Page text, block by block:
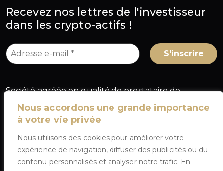
Nous accordons une grande importance
à votre vie privée
Nous utilisons des cookies pour améliorer votre
expérience de navigation, diffuser des publicités ou du
contenu personnalisés et analyser notre trafic. En
Recevez nos lettres de l'investisseur
dans les crypto-actifs !
Société agréée en qualité de prestataire de
services sur crypto-actifs (PSCA) au titre du
règlement européen MiCA, sous le numéro
financiers (AMF) en France.